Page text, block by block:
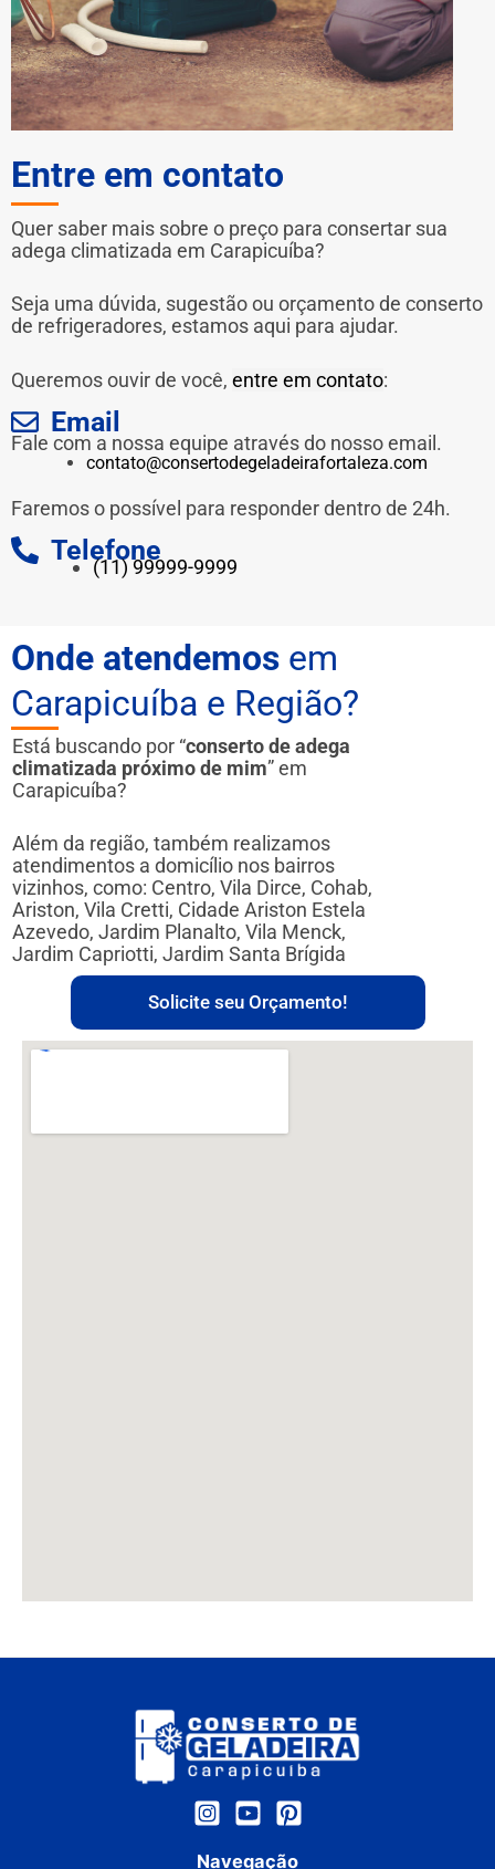
Entre em contato
Quer saber mais sobre o preço para consertar sua
adega climatizada em Carapicuíba?
Seja uma dúvida, sugestão ou orçamento de conserto
de refrigeradores, estamos aqui para ajudar.
Queremos ouvir de você, entre em contato:
Email
Fale com a nossa equipe através do nosso email.
contato@consertodegeladeirafortaleza.com
Faremos o possível para responder dentro de 24h.
Telefone
(11) 99999-9999
Onde atendemos em
Carapicuíba e Região?
Está buscando por “conserto de adega
climatizada próximo de mim” em
Carapicuíba?
Além da região, também realizamos
atendimentos a domicílio nos bairros
vizinhos, como: Centro, Vila Dirce, Cohab,
Ariston, Vila Cretti, Cidade Ariston Estela
Azevedo, Jardim Planalto, Vila Menck,
Jardim Capriotti, Jardim Santa Brígida
Solicite seu Orçamento!
Navegação